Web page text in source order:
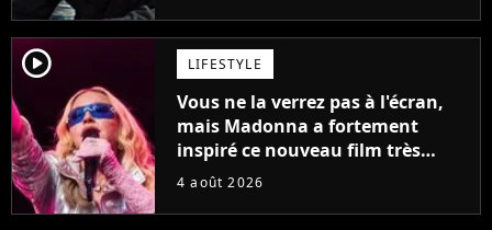
player2 LIFESTYLE
Vous ne la verrez pas à l'écran,
mais Madonna a fortement
inspiré ce nouveau film très
attendu
4 août 2026